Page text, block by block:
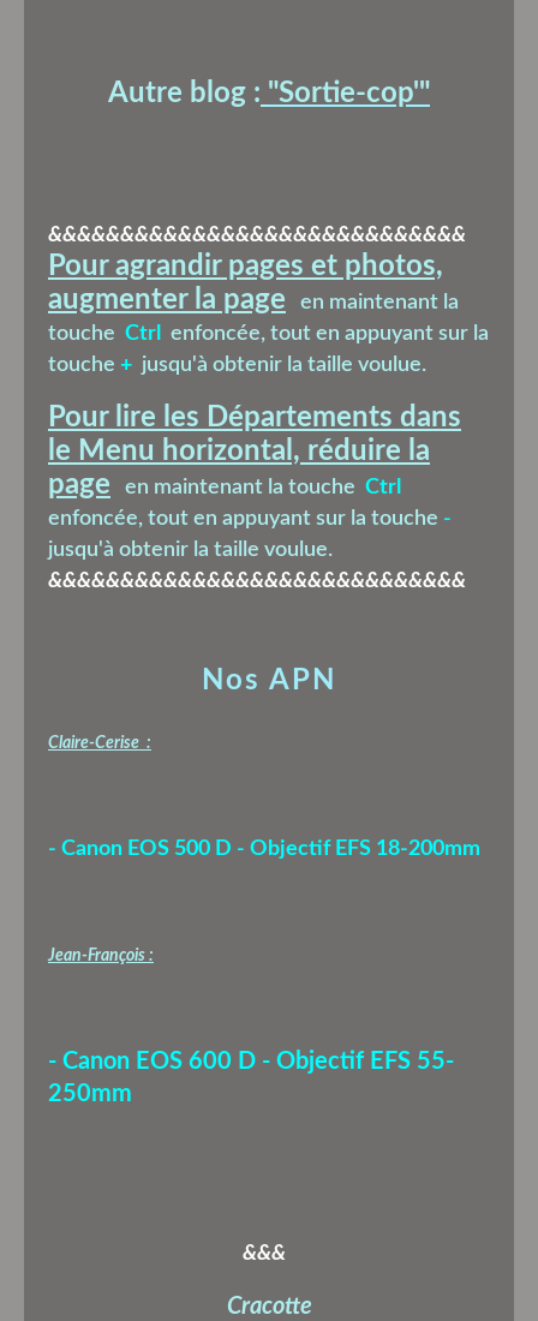
Nos APN
Claire-Cerise :
- Canon EOS 500 D - Objectif EFS 18-200mm
Jean-François :
- Canon EOS 600 D - Objectif EFS 55-
250mm
&&&
Cracotte
Autre blog : "Sortie-cop'"
&&&&&&&&&&&&&&&&&&&&&&&&&&&&&
Pour agrandir pages et photos,
augmenter la page
en maintenant la
touche Ctrl
enfoncée, tout en appuyant sur la
touche + jusqu'à obtenir la taille voulue.
Pour lire les Départements dans
le Menu horizontal, réduire la
page
en maintenant la touche Ctrl
enfoncée, tout en appuyant sur la touche -
jusqu'à obtenir la taille voulue.
&&&&&&&&&&&&&&&&&&&&&&&&&&&&&